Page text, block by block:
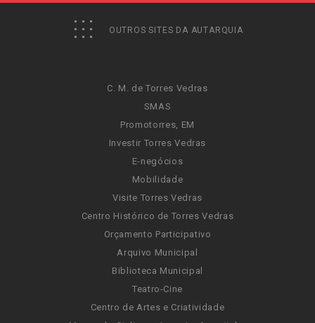
OUTROS SITES DA AUTARQUIA
C. M. de Torres Vedras
SMAS
Promotorres, EM
Investir Torres Vedras
E-negócios
Mobilidade
Visite Torres Vedras
Centro Histórico de Torres Vedras
Orçamento Participativo
Arquivo Municipal
Biblioteca Municipal
Teatro-Cine
Centro de Artes e Criatividade